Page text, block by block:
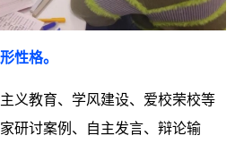
性格。
义教育、学风建设、爱校荣校等
研讨案例、自主发言、辩论输